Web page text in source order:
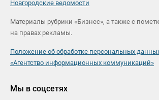
Новгородские ведомости
Материалы рубрики «Бизнес», а также с
на правах рекламы.
Положение об обработке персональных
«Агентство информационных коммуникаций»
Мы в соцсетях